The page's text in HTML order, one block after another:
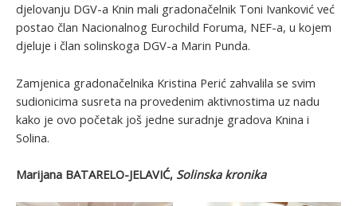
djelovanju DGV-a Knin mali gradonačelnik Toni Ivanković već
postao član Nacionalnog Eurochild Foruma, NEF-a, u kojem
djeluje i član solinskoga DGV-a Marin Punda.
Zamjenica gradonačelnika Kristina Perić zahvalila se svim
sudionicima susreta na provedenim aktivnostima uz nadu
kako je ovo početak još jedne suradnje gradova Knina i
Solina.
Marijana BATARELO-JELAVIĆ, Solinska kronika